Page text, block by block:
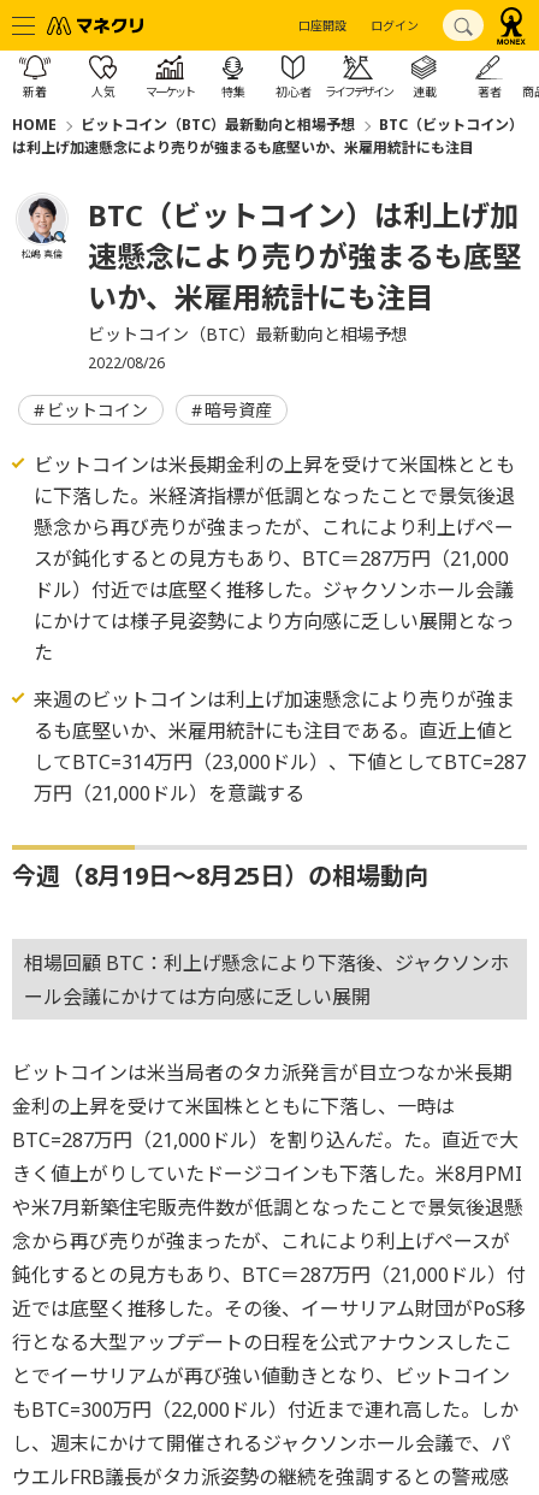
口座開設 ログイン
新着 人気 マーケット 特集 初心者 ライフデザイン 連載 著者 商
HOME ビットコイン（BTC）最新動向と相場予想
BTC（ビットコイン）
は利上げ加速懸念により売りが強まるも底堅いか、米雇用統計にも注目
松嶋 真倫
BTC（ビットコイン）は利上げ加
速懸念により売りが強まるも底堅
いか、米雇用統計にも注目
ビットコイン（BTC）最新動向と相場予想
2022/08/26
ビットコイン 暗号資産
ビットコインは米長期金利の上昇を受けて米国株ととも
に下落した。米経済指標が低調となったことで景気後退
懸念から再び売りが強まったが、これにより利上げペー
スが鈍化するとの見方もあり、BTC＝287万円（21,000
ドル）付近では底堅く推移した。ジャクソンホール会議
にかけては様子見姿勢により方向感に乏しい展開となっ
た
来週のビットコインは利上げ加速懸念により売りが強ま
るも底堅いか、米雇用統計にも注目である。直近上値と
してBTC=314万円（23,000ドル）、下値としてBTC=287
万円（21,000ドル）を意識する
今週（8月19日～8月25日）の相場動向
相場回顧 BTC：利上げ懸念により下落後、ジャクソンホ
ール会議にかけては方向感に乏しい展開
ビットコインは米当局者のタカ派発言が目立つなか米長期
金利の上昇を受けて米国株とともに下落し、一時は
BTC=287万円（21,000ドル）を割り込んだ。た。直近で大
きく値上がりしていたドージコインも下落した。米8月PMI
や米7月新築住宅販売件数が低調となったことで景気後退懸
念から再び売りが強まったが、これにより利上げペースが
鈍化するとの見方もあり、BTC＝287万円（21,000ドル）付
近では底堅く推移した。その後、イーサリアム財団がPoS移
行となる大型アップデートの日程を公式アナウンスしたこ
とでイーサリアムが再び強い値動きとなり、ビットコイン
もBTC=300万円（22,000ドル）付近まで連れ高した。しか
し、週末にかけて開催されるジャクソンホール会議で、パ
ウエルFRB議長がタカ派姿勢の継続を強調するとの警戒感